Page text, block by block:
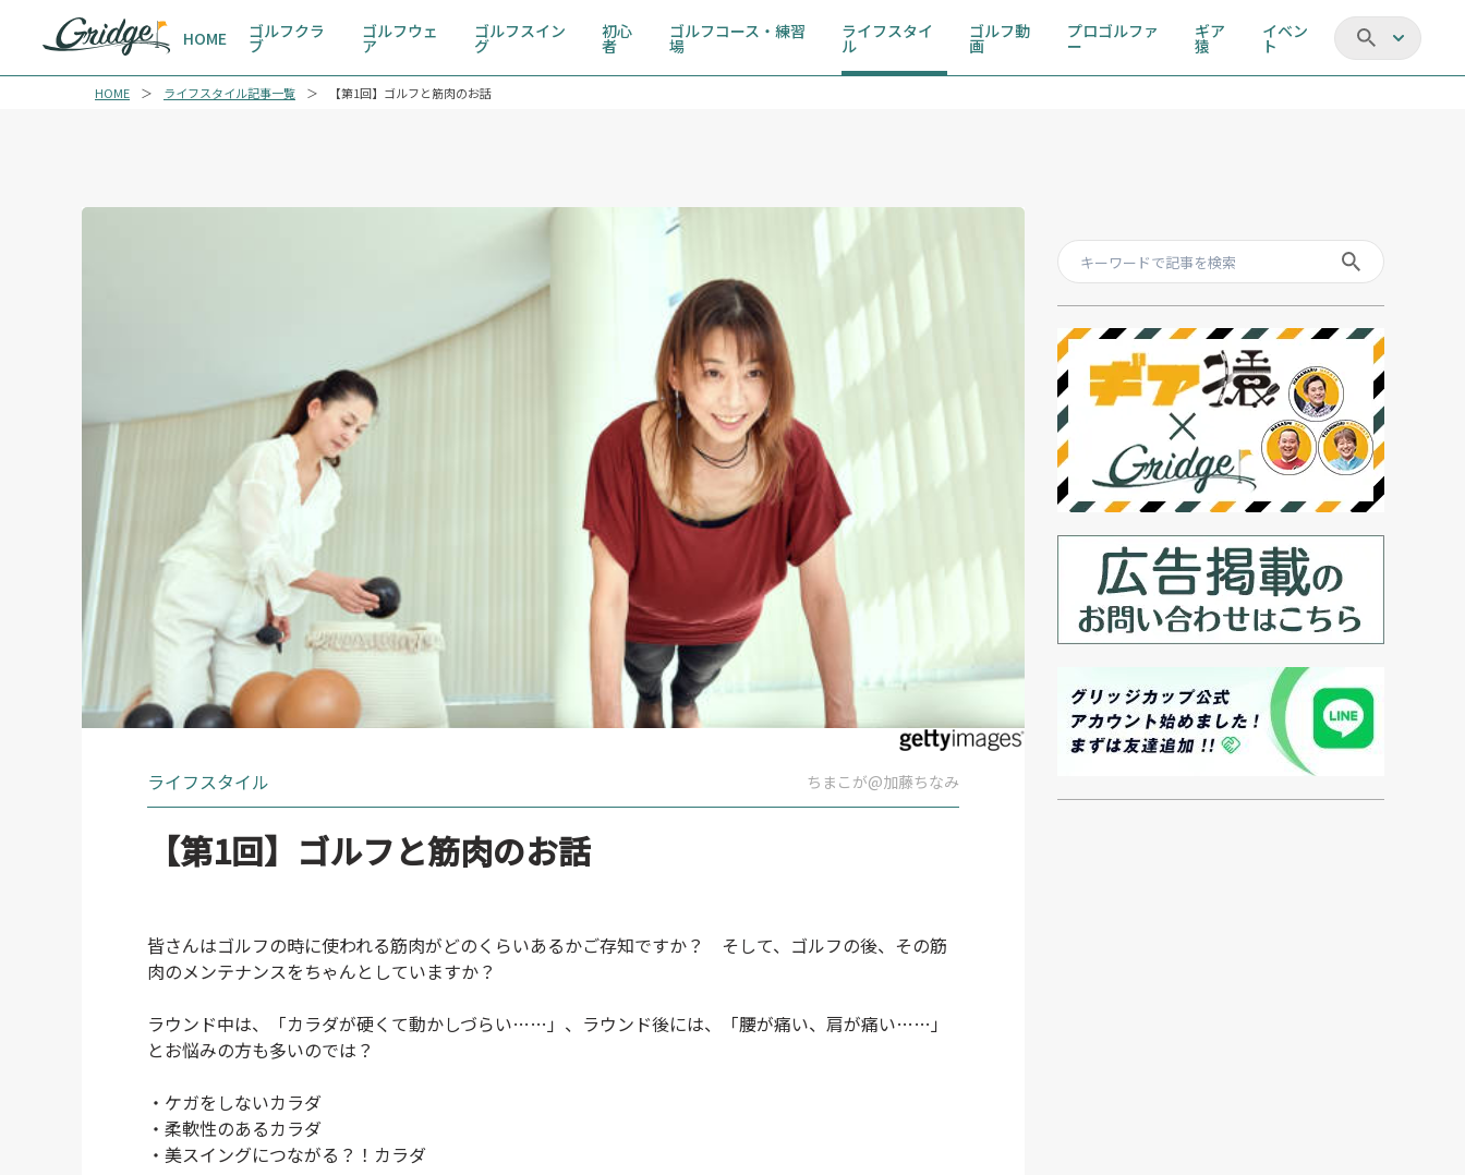
HOME ゴルフクラ
ブ
ゴルフウェ
ア
ゴルフスイン
グ
初心
者
ゴルフコース・練習
場
ライフスタイ
ル
ゴルフ動
画
プロゴルファ
ー
ギア
猿
イベン
ト
HOME ライフスタイル記事一覧 【第1回】ゴルフと筋肉のお話
ライフスタイル ちまこが@加藤ちなみ
【第1回】ゴルフと筋肉のお話
皆さんはゴルフの時に使われる筋肉がどのくらいあるかご存知ですか？ そして、ゴルフの後、その筋
肉のメンテナンスをちゃんとしていますか？
ラウンド中は、「カラダが硬くて動かしづらい……」、ラウンド後には、「腰が痛い、肩が痛い……」
とお悩みの方も多いのでは？
・ケガをしないカラダ
・柔軟性のあるカラダ
・美スイングにつながる？！カラダ